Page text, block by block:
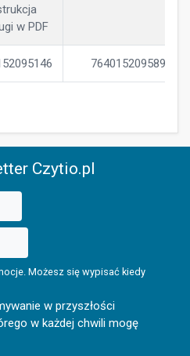
w PDF
7640152095894
Czytio.pl
Możesz się wypisać kiedy
w przyszłości
w każdej chwili mogę